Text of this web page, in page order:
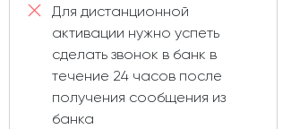
Для дистанционной
активации нужно успеть
сделать звонок в банк в
течение 24 часов после
получения сообщения из
банка